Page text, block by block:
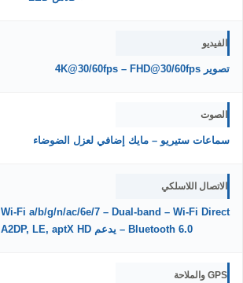
الفيديو
تصوير 4K@30/60fps – FHD@30/60fps
الصوت
سماعات ستيريو – مايك إضافي لعزل الضوضاء
الاتصال اللاسلكي
Wi-Fi a/b/g/n/ac/6e/7 – Dual-band – Wi-Fi Direct
Bluetooth 6.0 – يدعم A2DP, LE, aptX HD
GPS والملاحة